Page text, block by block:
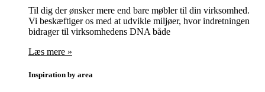
Til dig der ønsker mere end bare møbler til din virksomhed.
Vi beskæftiger os med at udvikle miljøer, hvor indretningen
bidrager til virksomhedens DNA både
Læs mere »
Inspiration by area